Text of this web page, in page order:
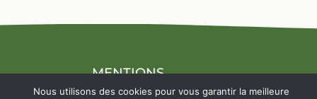
MENTIONS
LÉGALES
Nous utilisons des cookies pour vous garantir la meilleure